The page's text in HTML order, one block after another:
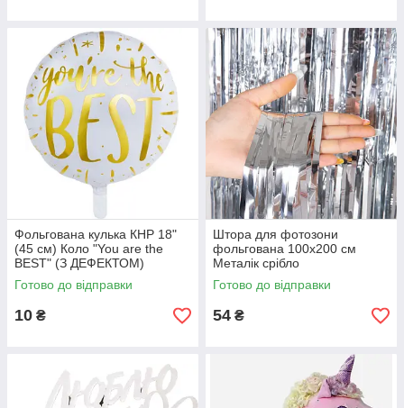
Фольгована кулька КНР 18"
(45 см) Коло "You are the
BEST" (З ДЕФЕКТОМ)
Готово до відправки
10 ₴
Штора для фотозони
фольгована 100х200 см
Металік срібло
Готово до відправки
54 ₴